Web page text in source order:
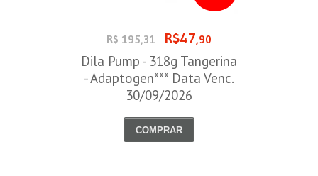
R$ 195,31 R$47,90
Dila Pump - 318g Tangerina
- Adaptogen*** Data Venc.
30/09/2026
COMPRAR